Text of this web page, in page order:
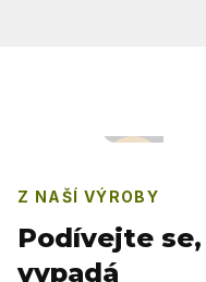
Z NAŠÍ VÝROBY
Podívejte
vypadá